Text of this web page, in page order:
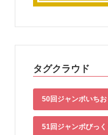
タグクラウド
50回ジャンボいちお
51回ジャンボびっ